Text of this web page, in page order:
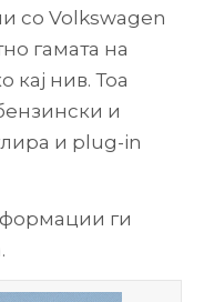
со Volkswagen
гамата на
кај нив. Тоа
и
и plug-in
ги